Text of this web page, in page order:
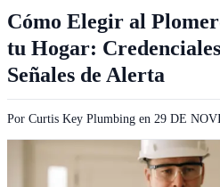
Cómo Elegir al
tu Hogar:
Señales de Alerta
Por Curtis Key Plumbing en 29 DE